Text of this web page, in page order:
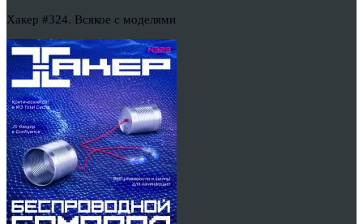
Хакер #324. Всякое с моделями